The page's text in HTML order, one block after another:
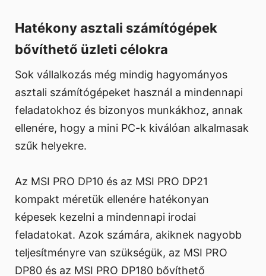
Hatékony asztali számítógépek
bővíthető üzleti célokra
Sok vállalkozás még mindig hagyományos
asztali számítógépeket használ a mindennapi
feladatokhoz és bizonyos munkákhoz, annak
ellenére, hogy a mini PC-k kiválóan alkalmasak
szűk helyekre.
Az MSI PRO DP10 és az MSI PRO DP21
kompakt méretük ellenére hatékonyan
képesek kezelni a mindennapi irodai
feladatokat. Azok számára, akiknek nagyobb
teljesítményre van szükségük, az MSI PRO
DP80 és az MSI PRO DP180 bővíthető